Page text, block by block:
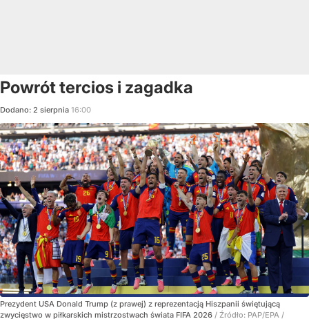
Powrót tercios i zagadka
Dodano: 2 sierpnia 16:00
Prezydent USA Donald Trump (z prawej) z reprezentacją Hiszpanii świętującą
zwycięstwo w piłkarskich mistrzostwach świata FIFA 2026 / Źródło: PAP/EPA /